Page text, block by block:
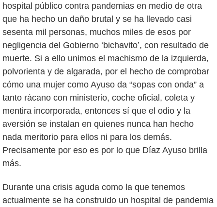
hospital público contra pandemias en medio de otra
que ha hecho un daño brutal y se ha llevado casi
sesenta mil personas, muchos miles de esos por
negligencia del Gobierno ‘bichavito’, con resultado de
muerte. Si a ello unimos el machismo de la izquierda,
polvorienta y de algarada, por el hecho de comprobar
cómo una mujer como Ayuso da “sopas con onda” a
tanto rácano con ministerio, coche oficial, coleta y
mentira incorporada, entonces sí que el odio y la
aversión se instalan en quienes nunca han hecho
nada meritorio para ellos ni para los demás.
Precisamente por eso es por lo que Díaz Ayuso brilla
más.
Durante una crisis aguda como la que tenemos
actualmente se ha construido un hospital de pandemia